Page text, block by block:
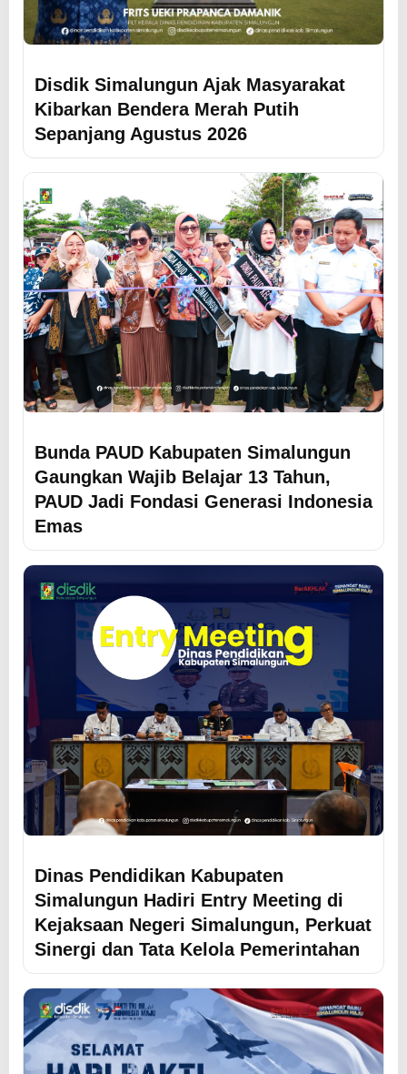
Disdik Simalungun Ajak Masyarakat
Kibarkan Bendera Merah Putih
Sepanjang Agustus 2026
Bunda PAUD Kabupaten Simalungun
Gaungkan Wajib Belajar 13 Tahun,
PAUD Jadi Fondasi Generasi Indonesia
Emas
Dinas Pendidikan Kabupaten
Simalungun Hadiri Entry Meeting di
Kejaksaan Negeri Simalungun, Perkuat
Sinergi dan Tata Kelola Pemerintahan